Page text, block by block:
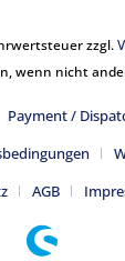
zzgl.
wenn nicht
Payment /
AGB